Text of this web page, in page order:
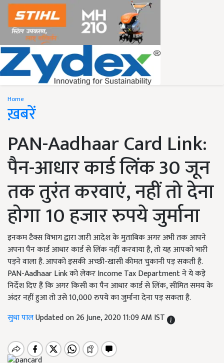
Home
ख़बरें
PAN-Aadhaar Card Link:
पैन-आधार कार्ड लिंक 30 जून
तक तुरंत करवाएं, नहीं तो देना
होगा 10 हजार रुपये जुर्माना
इनकम टैक्स विभाग द्वारा जारी आदेश के मुताबिक अगर अभी तक आपने
अपना पैन कार्ड आधार कार्ड से लिंक नहीं करवाया है, तो यह आपको भारी
पड़ने वाला है. आपको इसकी अच्छी-खासी कीमत चुकानी पड़ सकती है.
PAN-Aadhaar Link को लेकर Income Tax Department ने ये कड़े
निर्देश दिए हैं कि अगर किसी का पैन आधार कार्ड से लिंक, सीमित समय के
अंदर नहीं हुआ तो उसे 10,000 रुपये का जुर्माना देना पड़ सकता है.
सुधा पालUpdated on 26 June, 2020 11:09 AM IST